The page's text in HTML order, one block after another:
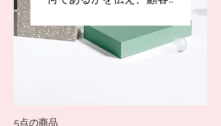
してもらうのに最適な場
所です。
5点の商品